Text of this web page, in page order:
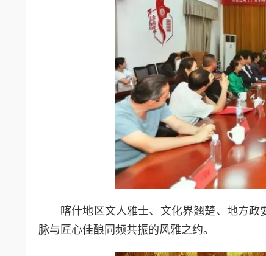
喀什地区文人雅士、文化界翘楚、地方
脉与匠心佳酿同频共振的风雅之约。